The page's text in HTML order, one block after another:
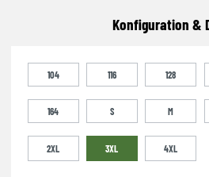
Konfiguration &
104 116 128
164 S M
2XL 3XL 4XL